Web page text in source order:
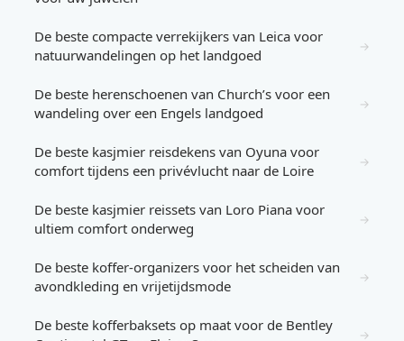
De beste compacte verrekijkers van Leica voor
natuurwandelingen op het landgoed
→
De beste herenschoenen van Church’s voor een
wandeling over een Engels landgoed
→
De beste kasjmier reisdekens van Oyuna voor
comfort tijdens een privévlucht naar de Loire
→
De beste kasjmier reissets van Loro Piana voor
ultiem comfort onderweg
→
De beste koffer-organizers voor het scheiden van
avondkleding en vrijetijdsmode
→
De beste kofferbaksets op maat voor de Bentley
→